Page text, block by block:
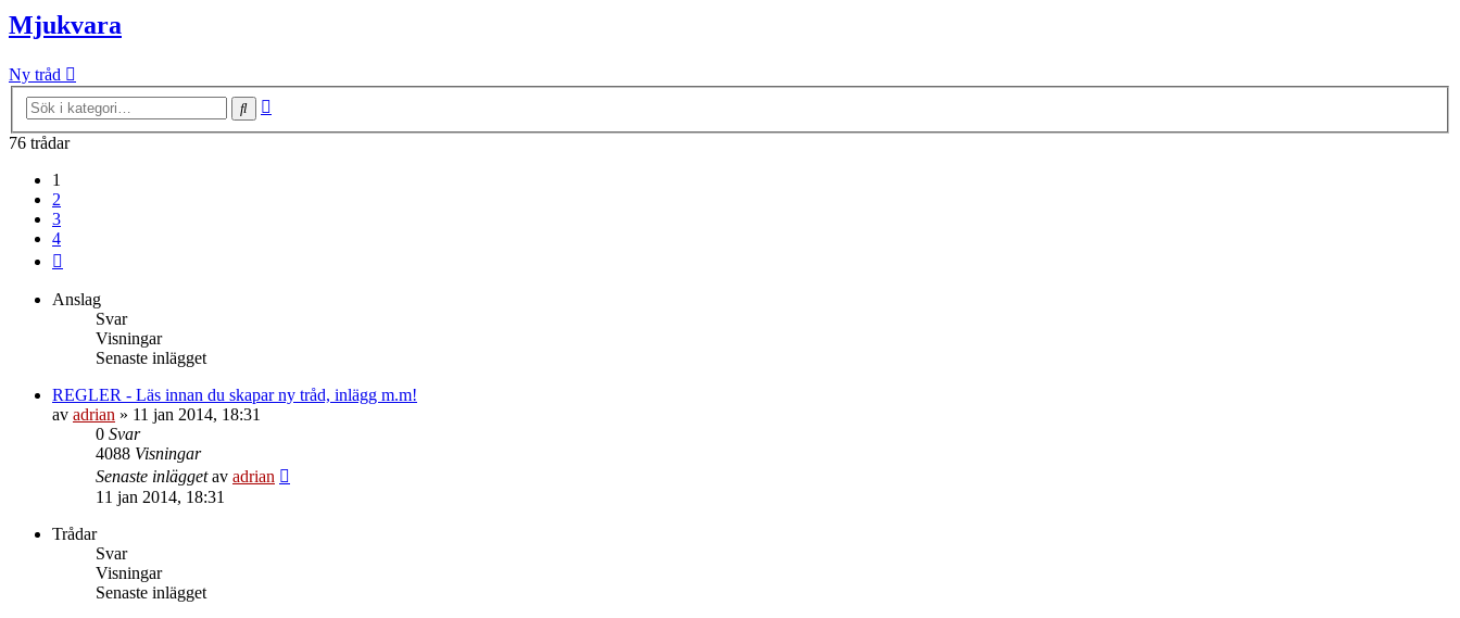
Mjukvara
Ny tråd
Sök
76 trådar
1
2
3
4
Anslag
Svar
Visningar
Senaste inlägget
REGLER - Läs innan du skapar ny tråd, inlägg m.m!
av adrian » 11 jan 2014, 18:31
0 Svar
4088 Visningar
Senaste inläggetav adrian
11 jan 2014, 18:31
Trådar
Svar
Visningar
Senaste inlägget